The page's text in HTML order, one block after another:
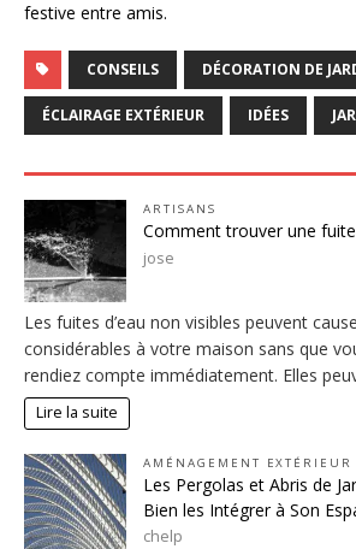
festive entre amis.
CONSEILS DÉCORATION DE
ÉCLAIRAGE EXTÉRIEUR IDÉES
ARTISANS
Comment trouver une fuite
jose
Les fuites d’eau non visibles peuvent
considérables à votre maison sans que
rendiez compte immédiatement. Elles
Lire la suite
AMÉNAGEMENT EXTÉRIEUR
Les Pergolas et Abris de
Bien les Intégrer à Son
chelp